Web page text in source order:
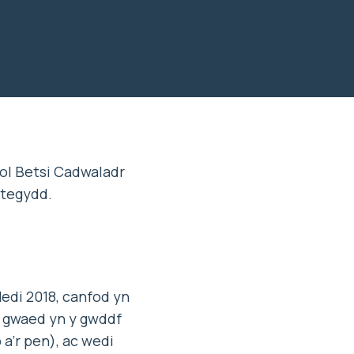
Betsi Cadwaladr
2018, canfod yn
yn y gwddf
pen), ac wedi